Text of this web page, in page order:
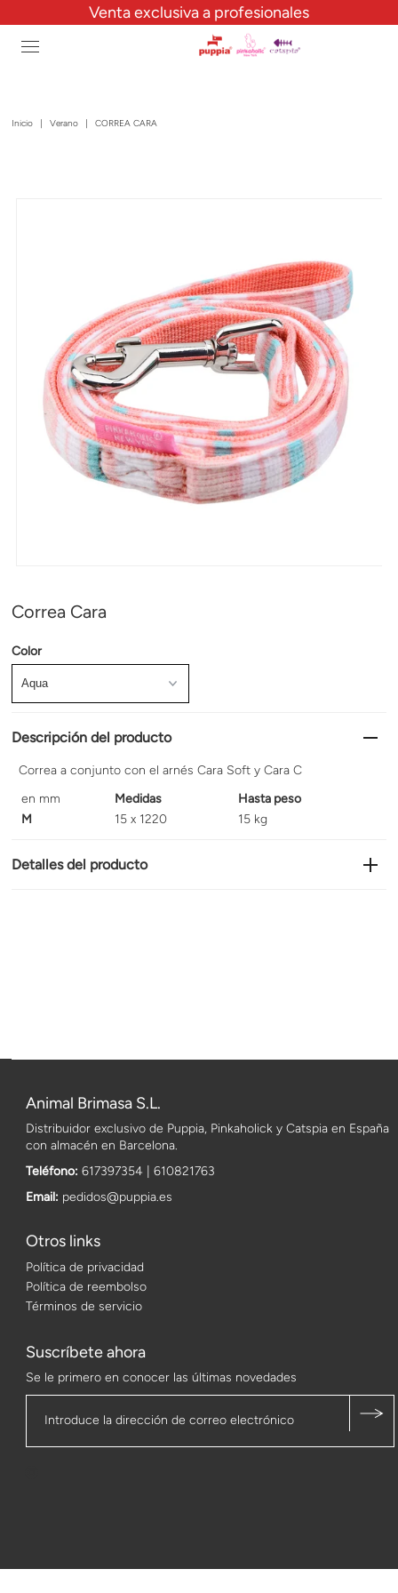
Venta exclusiva a profesionales
Inicio | Verano | CORREA CARA
Correa Cara
Color
Descripción del producto
Correa a conjunto con el arnés Cara Soft y Cara C
en mm
Medidas
Hasta peso
M
15 x 1220 15 kg
Detalles del producto
Animal Brimasa S.L.
Distribuidor exclusivo de Puppia, Pinkaholick y Catspia en España
con almacén en Barcelona.
Teléfono: 617397354 | 610821763
Email: pedidos@puppia.es
Otros links
Política de privacidad
Política de reembolso
Términos de servicio
Suscríbete ahora
Se le primero en conocer las últimas novedades